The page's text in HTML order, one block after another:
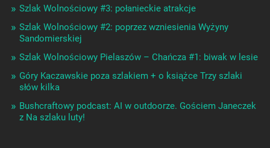
Szlak Wolnościowy #3: połanieckie atrakcje
Szlak Wolnościowy #2: poprzez wzniesienia Wyżyny
Sandomierskiej
Szlak Wolnościowy Pielaszów – Chańcza #1: biwak w lesie
Góry Kaczawskie poza szlakiem + o książce Trzy szlaki
słów kilka
Bushcraftowy podcast: AI w outdoorze. Gościem Janeczek
z Na szlaku luty!